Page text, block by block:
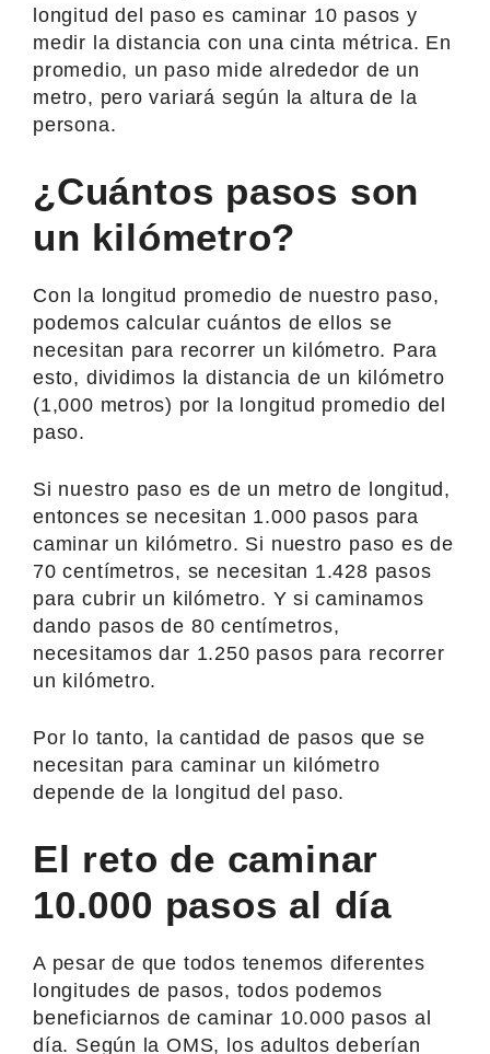
longitud del paso es caminar 10 pasos y
medir la distancia con una cinta métrica. En
promedio, un paso mide alrededor de un
metro, pero variará según la altura de la
persona.
¿Cuántos pasos son
un kilómetro?
Con la longitud promedio de nuestro paso,
podemos calcular cuántos de ellos se
necesitan para recorrer un kilómetro. Para
esto, dividimos la distancia de un kilómetro
(1,000 metros) por la longitud promedio del
paso.
Si nuestro paso es de un metro de longitud,
entonces se necesitan 1.000 pasos para
caminar un kilómetro. Si nuestro paso es de
70 centímetros, se necesitan 1.428 pasos
para cubrir un kilómetro. Y si caminamos
dando pasos de 80 centímetros,
necesitamos dar 1.250 pasos para recorrer
un kilómetro.
Por lo tanto, la cantidad de pasos que se
necesitan para caminar un kilómetro
depende de la longitud del paso.
El reto de caminar
10.000 pasos al día
A pesar de que todos tenemos diferentes
longitudes de pasos, todos podemos
beneficiarnos de caminar 10.000 pasos al
día. Según la OMS, los adultos deberían